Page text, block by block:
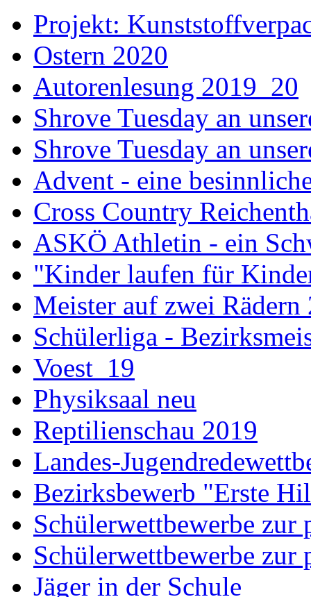
Projekt:
Ostern 2020
Autorenlesung 2019_20
Shrove Tuesday an
Shrove Tuesday an
Advent - eine
Cross Country
ASKÖ Athletin - ein
"Kinder laufen für
Meister auf zwei Rädern
Schülerliga -
Voest_19
Physiksaal neu
Reptilienschau 2019
Landes-
Bezirksbewerb "Erste
Schülerwettbewerbe
Schülerwettbewerbe
Jäger in der Schule